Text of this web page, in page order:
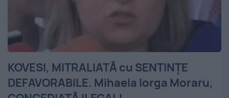
KOVESI, MITRALIATĂ cu SENTINȚE
DEFAVORABILE. Mihaela Iorga Moraru,